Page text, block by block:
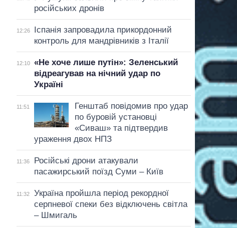
російських дронів
12:26
Іспанія запровадила прикордонний
контроль для мандрівників з Італії
12:10
«Не хоче лише путін»: Зеленський
відреагував на нічний удар по
Україні
11:51
Генштаб повідомив про удар
по буровій установці
«Сиваш» та підтвердив
ураження двох НПЗ
11:36
Російські дрони атакували
пасажирський поїзд Суми – Київ
11:32
Україна пройшла період рекордної
серпневої спеки без відключень світла
– Шмигаль